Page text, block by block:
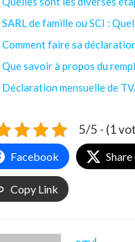
SARL de famille ou SCI :
Comment faire sa
Que savoir à propos du
Déclaration mensuelle de
5/5 - (1
Facebook Share
Copy Link